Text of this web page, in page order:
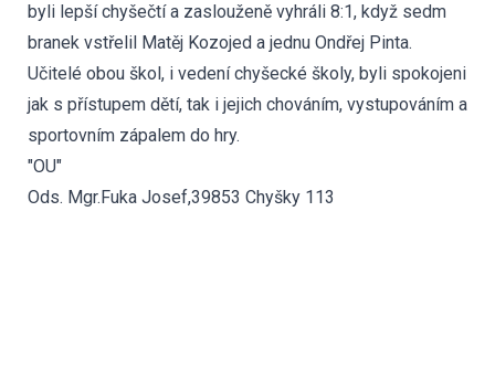
byli lepší chyšečtí a zaslouženě vyhráli 8:1, když sedm
branek vstřelil Matěj Kozojed a jednu Ondřej Pinta.
Učitelé obou škol, i vedení chyšecké školy, byli spokojeni
jak s přístupem dětí, tak i jejich chováním, vystupováním a
sportovním zápalem do hry.
"OU"
Ods. Mgr.Fuka Josef,39853 Chyšky 113